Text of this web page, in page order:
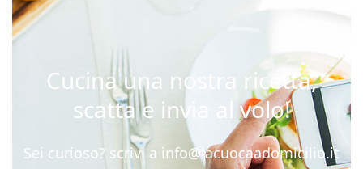
Cucina una nostra ricetta,
scatta e invia al volo!
Sei curioso? scrivi a info@lacuocaadomicilio.it